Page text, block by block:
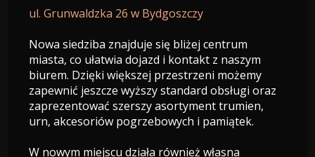
Śp. Aniela Majchrzak
ul. Grunwaldzka 26 w Bydgoszczy
Nowa siedziba znajduje się bliżej centrum
miasta, co ułatwia dojazd i kontakt z naszym
biurem. Dzięki większej przestrzeni możemy
zapewnić jeszcze wyższy standard obsługi oraz
zaprezentować szerszy asortyment trumien,
urn, akcesoriów pogrzebowych i pamiątek.
W nowym miejscu działa również własna